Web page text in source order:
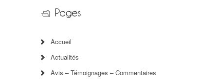
Accueil
Actualités
Avis – Témoignages – Commentaires